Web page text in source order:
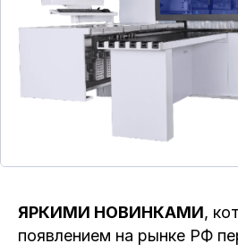
ЯРКИМИ НОВИНКАМИ,
появлением на рынке РФ